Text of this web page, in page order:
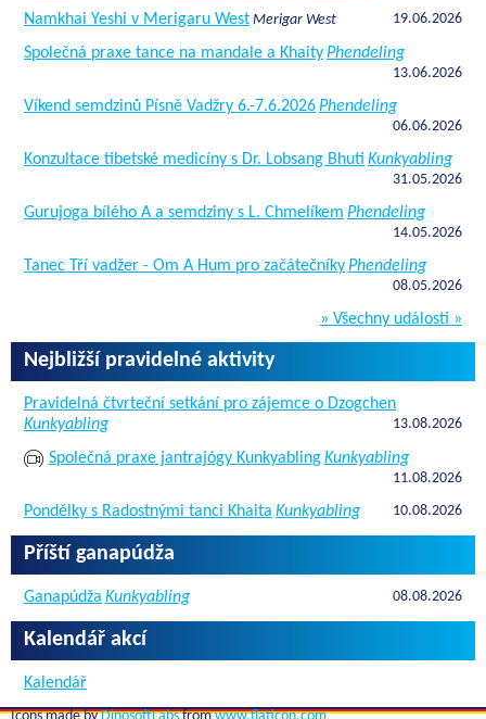
Namkhai Yeshi v Merigaru West Merigar West 19.06.2026
Společná praxe tance na mandale a KhaityPhendeling
13.06.2026
Víkend semdzinů Písně Vadžry 6.-7.6.2026Phendeling
06.06.2026
Konzultace tibetské medicíny s Dr. Lobsang Bhuti Kunkyabling
31.05.2026
Gurujoga bílého A a semdziny s L. Chmelíkem Phendeling
14.05.2026
Tanec Tří vadžer - Om A Hum pro začátečníkyPhendeling
08.05.2026
» Všechny události »
Nejbližší pravidelné aktivity
Pravidelná čtvrteční setkání pro zájemce o Dzogchen
Kunkyabling
13.08.2026
Společná praxe jantrajógy KunkyablingKunkyabling
11.08.2026
Pondělky s Radostnými tanci Khaita Kunkyabling 10.08.2026
Příští ganapúdža
Ganapúdža Kunkyabling 08.08.2026
Kalendář akcí
Kalendář